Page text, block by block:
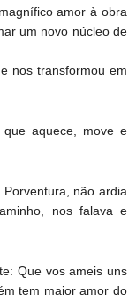
amor à obra
um novo núcleo de
nos transformou em
aquece, move e
não ardia
nos falava e
Que vos ameis uns
tem maior amor do